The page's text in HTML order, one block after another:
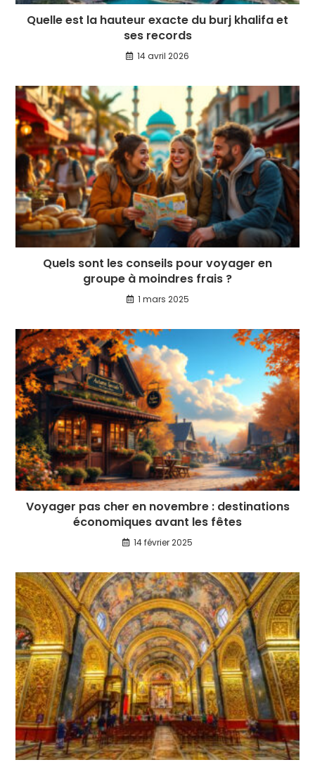
Quelle est la hauteur exacte du burj khalifa et
ses records
14 avril 2026
Quels sont les conseils pour voyager en
groupe à moindres frais ?
1 mars 2025
Voyager pas cher en novembre : destinations
économiques avant les fêtes
14 février 2025